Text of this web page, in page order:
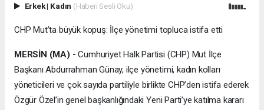
Erkek| Kadın (Haberi Sesli Oku)
CHP Mut’ta büyük kopuş: İlçe yönetimi topluca istifa etti
MERSİN (MA) - Cumhuriyet Halk Partisi (CHP) Mut İlçe
Başkanı Abdurrahman Günay, ilçe yönetimi, kadın kolları
yöneticileri ve çok sayıda partiliyle birlikte CHP’den istifa ederek
Özgür Özel’in genel başkanlığındaki Yeni Parti’ye katılma kararı